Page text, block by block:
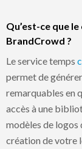
Qu’est-ce que
BrandCrowd ?
Le service temps
permet de
remarquables en
accès à une
modèles de logos
création de votre